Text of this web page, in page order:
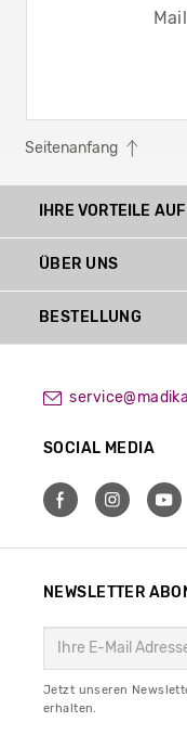
Seitenanfang
IHRE VORTEILE
SOCIAL MEDIA
ÜBER UNS
BESTELLUNG
NEWSLETTER
Jetzt unseren
erhalten.